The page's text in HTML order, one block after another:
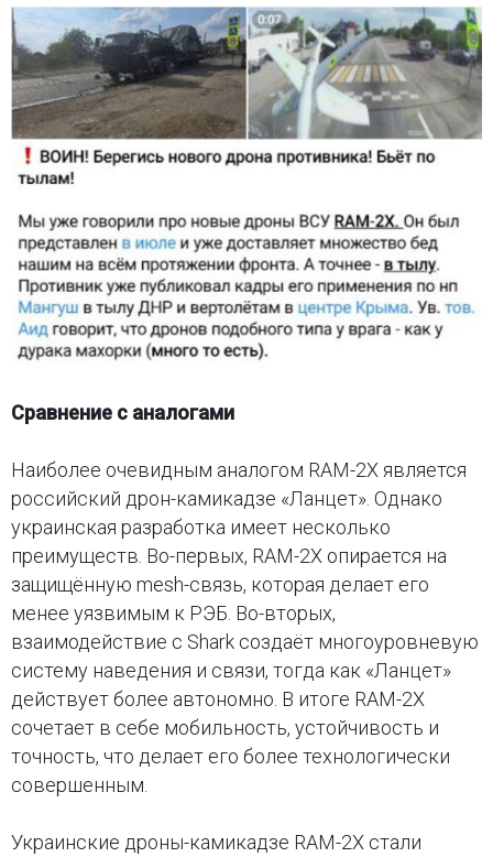
Сравнение с аналогами
Наиболее очевидным аналогом RAM-2X является
российский дрон-камикадзе «Ланцет». Однако
украинская разработка имеет несколько
преимуществ. Во-первых, RAM-2X опирается на
защищённую mesh-связь, которая делает его
менее уязвимым к РЭБ. Во-вторых,
взаимодействие с Shark создаёт многоуровневую
систему наведения и связи, тогда как «Ланцет»
действует более автономно. В итоге RAM-2X
сочетает в себе мобильность, устойчивость и
точность, что делает его более технологически
совершенным.
Украинские дроны-камикадзе RAM-2X стали